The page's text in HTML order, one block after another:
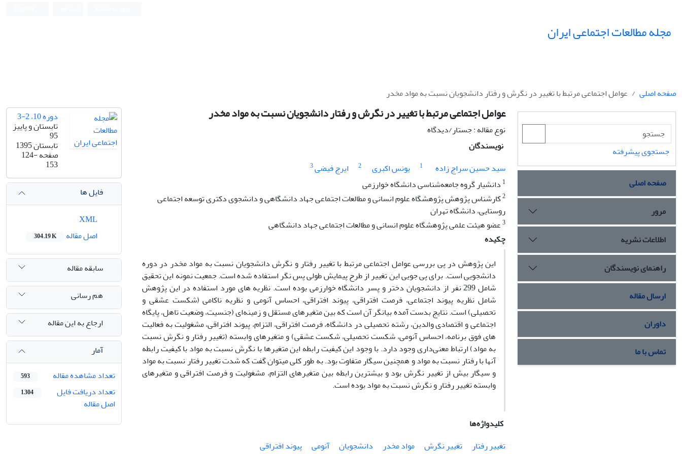
مجله مطالعات اجتماعی ایران
صفحه اصلی عوامل اجتماعی مرتبط با تغییر در نگرش و رفتار دانشجویان نسبت به مواد مخدر
عوامل اجتماعی مرتبط با تغییر در نگرش و رفتار دانشجویان نسبت به مواد مخدر
نوع مقاله : جستار/دیدگاه
نویسندگان
سید حسین سراج زاده
1 یونس اکبری 2 ایرج فیضی3
1 دانشیار گروه جامعه‌شناسی دانشگاه خوارزمی
2کارشناس پژوهش پژوهشگاه علوم انسانی و مطالعات اجتماعی جهاد دانشگاهی و دانشجوی دکتری توسعه اجتماعی
روستایی، دانشگاه تهران
3عضو هیئت علمی پژوهشگاه علوم انسانی و مطالعات اجتماعی جهاد دانشگاهی
چکیده
این پژوهش در پی بررسی عوامل اجتماعی مرتبط با تغییر رفتار و نگرش دانشجویان نسبت به مواد مخدر در دوره
دانشجویی است. برای پی جویی این تغییر از طرح پیمایش طولی پس نگر استفاده شده است. جمعیت نمونه این تحقیق
شامل 299 نفر از دانشجویان دختر و پسر دانشگاه خوارزمی بوده است. نظریه­ های مورد استفاده در این پژوهش
شامل نظریه پیوند اجتماعی، فرصت افتراقی، پیوند افتراقی، احساس آنومی و نظریه ناکامی (شکست عشقی و
تحصیلی) است. نتایج بدست آمده بیانگر آن است که بین متغیرهای مستقل و زمینه‌ای (جنسیت، وضعیت تاهل، پایگاه
اجتماعی و اقتصادی والدین، رشته تحصیلی در دانشگاه، فرصت افتراقی، التزام، پیوند افتراقی، مشغولیت به فعالیت
های فوق برنامه، احساس آنومی، شکست تحصیلی، شکست عشقی) و متغیرهای وابسته (تغییر رفتار و نگرش نسبت
به مواد) ارتباط معنی‌داری وجود دارد. با وجود این کیفیت رابطه این متغیرها با نگرش نسبت به مواد با کیفیت رابطه
آنها با رفتار نسبت به مواد و همچنین سیگار متفاوت بود. به طور کلی می­توان گفت که شدت تغییر رفتار نسبت به مواد
و سیگار بیش از تغییر نگرش بود و بیشترین رابطه بین متغیرهای التزام، مشغولیت و فرصت افتراقی و متغیرهای
وابسته تغییر رفتار و نگرش نسبت به مواد بوده است.
کلیدواژه‌ها
تغییر رفتار
تغییر نگرش مواد مخدر دانشجویان آنومی پیوند افتراقی
دوره 10، 2-3
تابستان و پاییز
95
تابستان 1395
صفحه124-
153
فایل ها
اصل مقاله
304.19 K
سابقه مقاله
هم رسانی
ارجاع به این مقاله
آمار
تعداد مشاهده مقاله
593
تعداد دریافت فایل
اصل مقاله
1,304
جستجوی پیشرفته
صفحه اصلی
مرور
اطلاعات نشریه
راهنمای نویسندگان
ارسال مقاله
داوران
تماس با ما